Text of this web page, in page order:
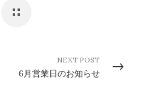
NEXT POST
6月営業日のお知らせ